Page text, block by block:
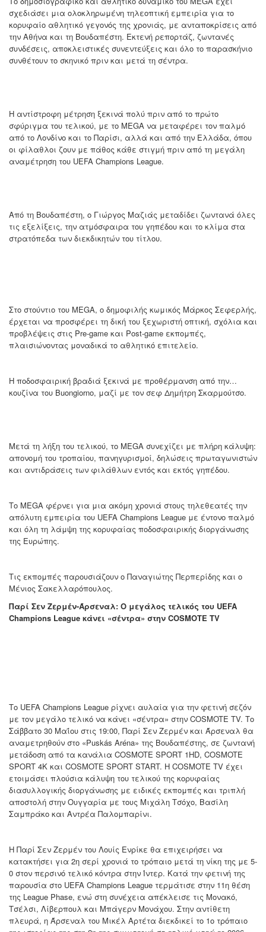
σχεδιάσει μια ολοκληρωμένη τηλεοπτική εμπειρία για το
κορυφαίο αθλητικό γεγονός της χρονιάς, με ανταποκρίσεις από
την Αθήνα και τη Βουδαπέστη. Εκτενή ρεπορτάζ, ζωντανές
συνδέσεις, αποκλειστικές συνεντεύξεις και όλο το παρασκήνιο
συνθέτουν το σκηνικό πριν και μετά τη σέντρα.
Η αντίστροφη μέτρηση ξεκινά πολύ πριν από το πρώτο
σφύριγμα του τελικού, με το MEGA να μεταφέρει τον παλμό
από το Λονδίνο και το Παρίσι, αλλά και από την Ελλάδα, όπου
οι φίλαθλοι ζουν με πάθος κάθε στιγμή πριν από τη μεγάλη
αναμέτρηση του UEFA Champions League.
Από τη Βουδαπέστη, ο Γιώργος Μαζιάς μεταδίδει ζωντανά όλες
τις εξελίξεις, την ατμόσφαιρα του γηπέδου και το κλίμα στα
στρατόπεδα των διεκδικητών του τίτλου.
Στο στούντιο του MEGA, ο δημοφιλής κωμικός Μάρκος Σεφερλής,
έρχεται να προσφέρει τη δική του ξεχωριστή οπτική, σχόλια και
προβλέψεις στις Pre-game και Post-game εκπομπές,
πλαισιώνοντας μοναδικά το αθλητικό επιτελείο.
Η ποδοσφαιρική βραδιά ξεκινά με προθέρμανση από την…
κουζίνα του Buongiorno, μαζί με τον σεφ Δημήτρη Σκαρμούτσο.
Μετά τη λήξη του τελικού, το MEGA συνεχίζει με πλήρη κάλυψη:
απονομή του τροπαίου, πανηγυρισμοί, δηλώσεις πρωταγωνιστών
και αντιδράσεις των φιλάθλων εντός και εκτός γηπέδου.
Το MEGA φέρνει για μια ακόμη χρονιά στους τηλεθεατές την
απόλυτη εμπειρία του UEFA Champions League με έντονο παλμό
και όλη τη λάμψη της κορυφαίας ποδοσφαιρικής διοργάνωσης
της Ευρώπης.
Τις εκπομπές παρουσιάζουν ο Παναγιώτης Περπερίδης και ο
Μένιος Σακελλαρόπουλος.
Παρί Σεν Ζερμέν-Άρσεναλ: Ο μεγάλος τελικός του UEFA
Champions League κάνει «σέντρα» στην COSMOTE TV
Το UEFA Champions League ρίχνει αυλαία για την φετινή σεζόν
με τον μεγάλο τελικό να κάνει «σέντρα» στην COSMOTE TV. Το
Σάββατο 30 Μαΐου στις 19:00, Παρί Σεν Ζερμέν και Άρσεναλ θα
αναμετρηθούν στο «Puskás Aréna» της Βουδαπέστης, σε ζωντανή
μετάδοση από τα κανάλια COSMOTE SPORT 1HD, COSMOTE
SPORT 4K και COSMOTE SPORT START. Η COSMOTE TV έχει
ετοιμάσει πλούσια κάλυψη του τελικού της κορυφαίας
διασυλλογικής διοργάνωσης με ειδικές εκπομπές και τριπλή
αποστολή στην Ουγγαρία με τους Μιχάλη Τσόχο, Βασίλη
Σαμπράκο και Αντρέα Παλομπαρίνι.
Η Παρί Σεν Ζερμέν του Λουίς Ενρίκε θα επιχειρήσει να
κατακτήσει για 2η σερί χρονιά το τρόπαιο μετά τη νίκη της με 5-
0 στον περσινό τελικό κόντρα στην Ίντερ. Κατά την φετινή της
παρουσία στο UEFA Champions League τερμάτισε στην 11η θέση
της League Phase, ενώ στη συνέχεια απέκλεισε τις Μονακό,
Τσέλσι, Λίβερπουλ και Μπάγερν Μονάχου. Στην αντίθετη
πλευρά, η Άρσεναλ του Μικέλ Αρτέτα διεκδικεί το 1ο τρόπαιο